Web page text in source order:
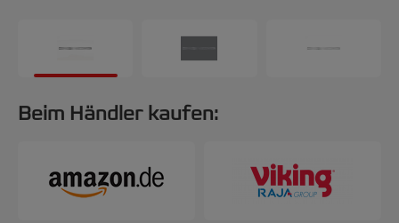
14 mm für bis zu 125 Seiten, DIN A4, 100 Stück.
Beim Händler kaufen: